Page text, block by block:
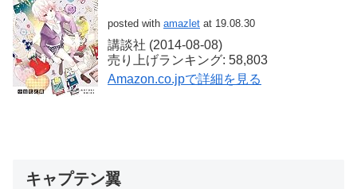
posted with amazlet at 19.08.30
講談社 (2014-08-08)
売り上げランキング: 58,803
Amazon.co.jpで詳細を見る
キャプテン翼